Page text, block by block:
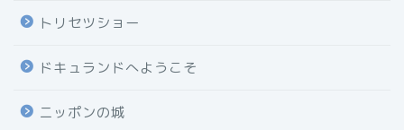
トリセツショー
ドキュランドへようこそ
ニッポンの城